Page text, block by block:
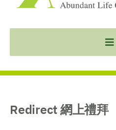
Redirect 網上禮拜